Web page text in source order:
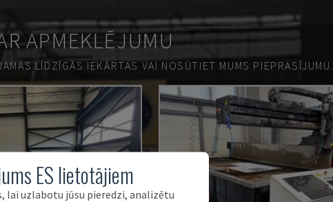
APMEKLĒJUMU
LĪDZĪGĀS IEKĀRTAS VAI NOSŪTIET MUMS PIEPRASĪJUMU.
ES lietotājiem
lai uzlabotu jūsu pieredzi, analizētu